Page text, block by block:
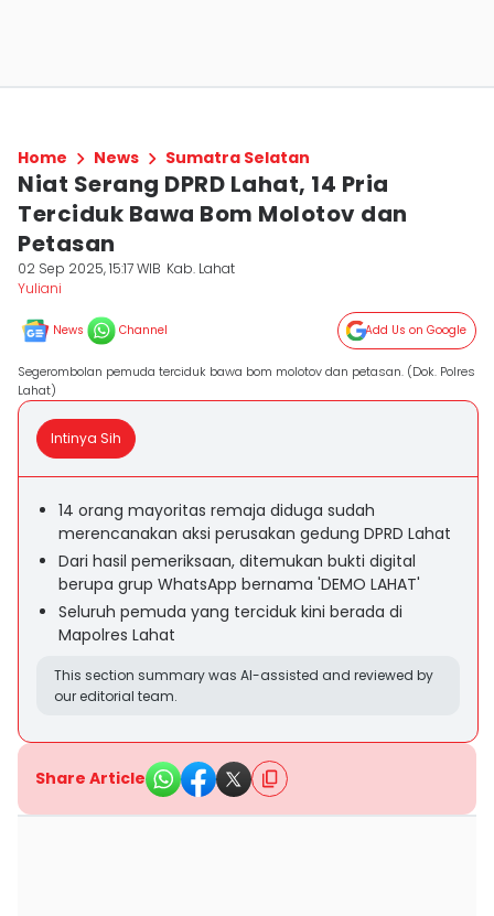
Home News Sumatra Selatan
Niat Serang DPRD Lahat, 14 Pria
Terciduk Bawa Bom Molotov dan
Petasan
02 Sep 2025, 15:17 WIB Kab. Lahat
Yuliani
News Channel Add Us on Google
Segerombolan pemuda terciduk bawa bom molotov dan petasan. (Dok. Polres
Lahat)
Intinya Sih
14 orang mayoritas remaja diduga sudah
merencanakan aksi perusakan gedung DPRD Lahat
Dari hasil pemeriksaan, ditemukan bukti digital
berupa grup WhatsApp bernama 'DEMO LAHAT'
Seluruh pemuda yang terciduk kini berada di
Mapolres Lahat
This section summary was AI-assisted and reviewed by
our editorial team.
Share Article